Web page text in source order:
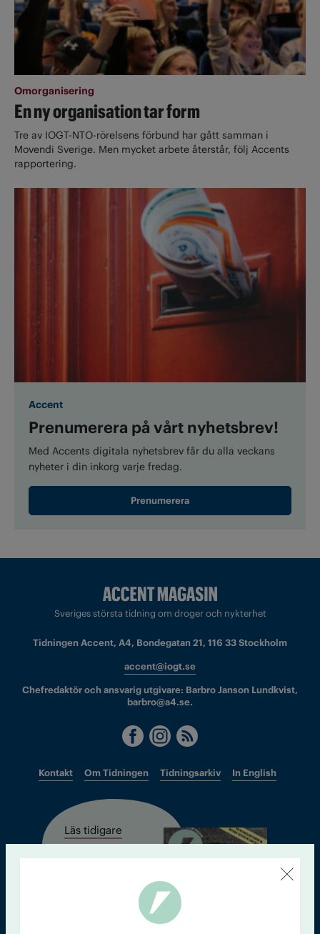
Omorganisering
En ny organisation tar form
Tre av IOGT-NTO-rörelsens förbund har gått samman i
Movendi Sverige. Men mycket arbete återstår, följ Accents
rapportering.
Accent
Prenumerera på vårt nyhetsbrev!
Med Accents digitala nyhetsbrev får du alla veckans
nyheter i din inkorg varje fredag.
Prenumerera
Sveriges största tidning om droger och nykterhet
Tidningen Accent, A4, Bondegatan 21, 116 33 Stockholm
accent@iogt.se
Chefredaktör och ansvarig utgivare: Barbro Janson Lundkvist,
barbro@a4.se.
Kontakt Om Tidningen Tidningsarkiv In English
Läs tidigare
nummer av